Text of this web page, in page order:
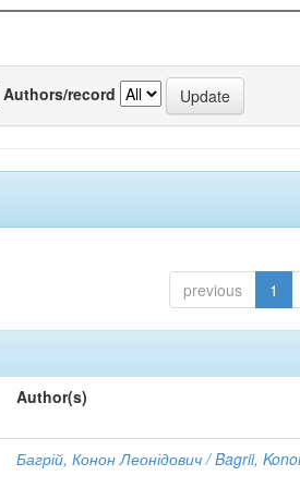
Authors/record
previous 1
Author(s)
Багрій, Конон Леонідович / Bagrii,